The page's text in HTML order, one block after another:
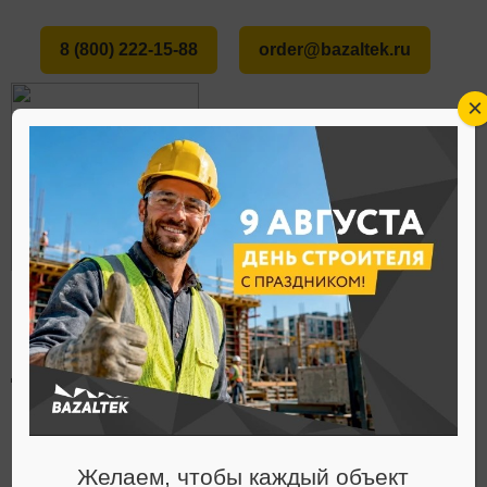
8 (800) 222-15-88 order@bazaltek.ru
ГЛАВНАЯ О НАС
СТАТЬИ
ДИЗАЙНЕРСКАЯ ОДЕЖДА ИЗ МАГМЫ
Статьи
Желаем, чтобы каждый объект
×